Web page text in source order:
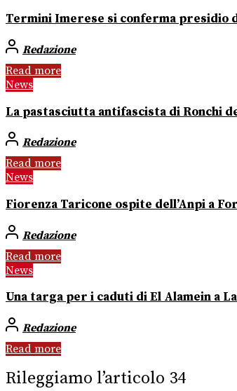
Termini Imerese si conferma presidio
Redazione
Read more
News
La pastasciutta antifascista di Ronchi
Redazione
Read more
News
Fiorenza Taricone ospite dell’Anpi a
Redazione
Read more
News
Una targa per i caduti di El Alamein a
Redazione
Read more
Rileggiamo l’articolo 34